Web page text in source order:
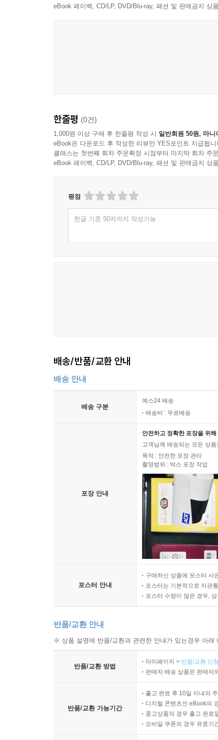
eBook 페이백, CD/LP, DVD/Blu-ray, 패션 및 판매금지 상
한줄평 (0건)
1,000원 이상 구매 후 한줄평 작성 시 일반회원 50원, 마니
eBook은 다운로드 후 작성한 리뷰만 YES포인트 지급됩니
클래스는 첫번째 회차 주문확정 시점부터 마지막 회차 주
eBook 페이백, CD/LP, DVD/Blu-ray, 패션 및 판매금지 상
평점
한글 기준 50자까지 작성가능
배송/반품/교환 안내
배송 안내
배송 구분
예스24 배송
배송비 : 무료배송
포장 안내
안전하고 정확한 포장을 위
고객님께 배송되는 모든 상
목적 : 안전한 포장 관리
촬영범위 : 박스 포장 작업
포스터 안내
구매하신 상품에 포스터 사
포스터는 기본적으로 지관
포스터 수량이 많은 경우,
반품/교환 안내
※ 상품 설명에 반품/교환과 관련한 안내가 있는경우 아
반품/교환 방법
마이페이지 > 반품/교환 신
판매자 배송 상품은 판매자
반품/교환 가능기간
출고 완료 후 10일 이내의
디지털 콘텐츠인 eBook의
중고상품의 경우 출고 완료
모바일 쿠폰의 경우 유효기